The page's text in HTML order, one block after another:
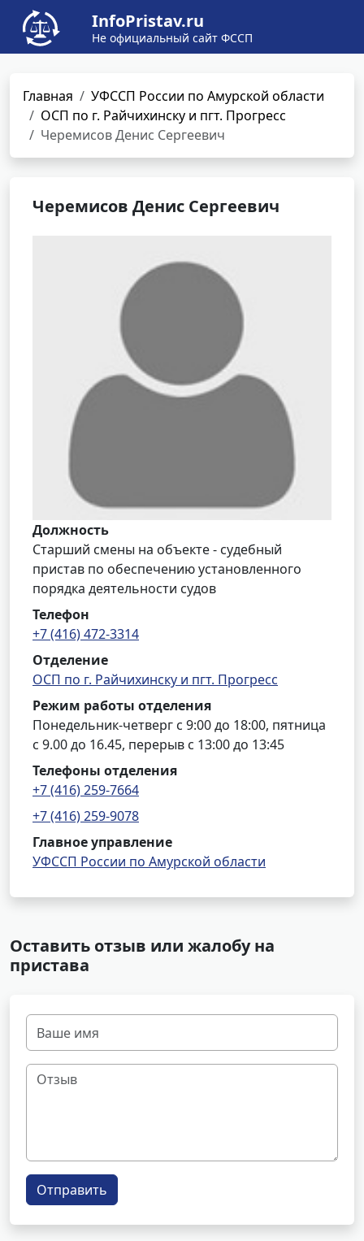
InfoPristav.ru
Не официальный сайт ФССП
Главная
УФССП России по Амурской области
ОСП по г. Райчихинску и пгт. Прогресс
Черемисов Денис Сергеевич
Черемисов Денис Сергеевич
Должность
Старший смены на объекте - судебный
пристав по обеспечению установленного
порядка деятельности судов
Телефон
+7 (416) 472-3314
Отделение
ОСП по г. Райчихинску и пгт. Прогресс
Режим работы отделения
Понедельник-четверг с 9:00 до 18:00, пятница
с 9.00 до 16.45, перерыв с 13:00 до 13:45
Телефоны отделения
+7 (416) 259-7664
+7 (416) 259-9078
Главное управление
УФССП России по Амурской области
Оставить отзыв или жалобу на
пристава
Отправить